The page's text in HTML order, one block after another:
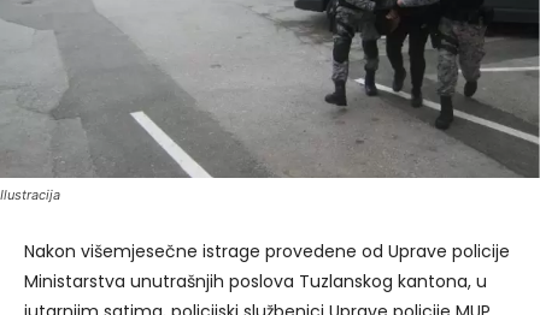
Ilustracija
Nakon višemjesečne istrage provedene od Uprave policije
Ministarstva unutrašnjih poslova Tuzlanskog kantona, u